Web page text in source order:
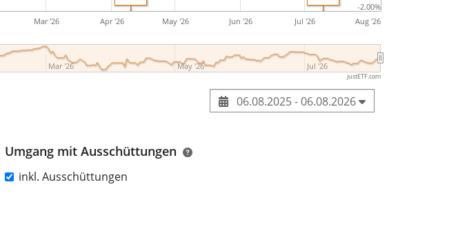
Mar '26 Apr '26 May '26 Jun '26 Jul '26 Aug '26
Mar '26 May '26 Jul '26
-2.00%
justETF.com
06.08.2025 - 06.08.2026
Umgang mit Ausschüttungen
inkl. Ausschüttungen